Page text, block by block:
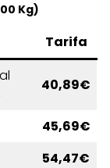
Kg)
Tarifa
40,89€
45,69€
54,47€